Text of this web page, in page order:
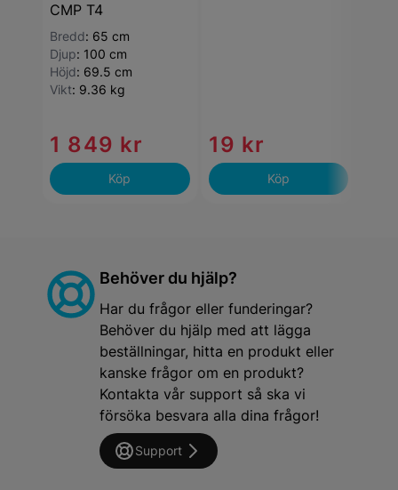
CMP T4
Bredd: 65 cm
Djup: 100 cm
Höjd: 69.5 cm
Vikt: 9.36 kg
1 849 kr
Köp
19 kr
Köp
Behöver du hjälp?
Har du frågor eller funderingar?
Behöver du hjälp med att lägga
beställningar, hitta en produkt eller
kanske frågor om en produkt?
Kontakta vår support så ska vi
försöka besvara alla dina frågor!
Support